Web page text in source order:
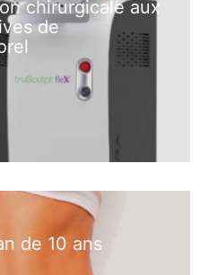
chirurgicale aux
de
de 10 ans